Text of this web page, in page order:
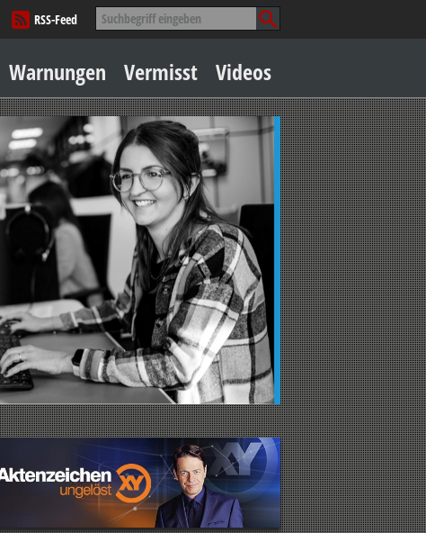
Suche
nach:
RSS-Feed
Inhalt
springen
Warnungen Vermisst Videos